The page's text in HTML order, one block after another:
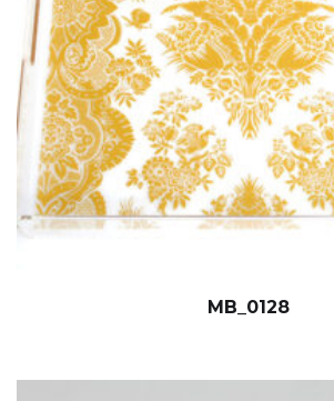
MB_0128